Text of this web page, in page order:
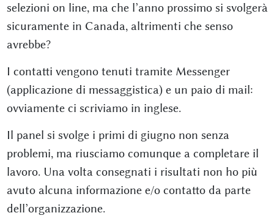
selezioni on line, ma che l’anno prossimo si svolgerà
sicuramente in Canada, altrimenti che senso
avrebbe?
I contatti vengono tenuti tramite Messenger
(applicazione di messaggistica) e un paio di mail:
ovviamente ci scriviamo in inglese.
Il panel si svolge i primi di giugno non senza
problemi, ma riusciamo comunque a completare il
lavoro. Una volta consegnati i risultati non ho più
avuto alcuna informazione e/o contatto da parte
dell’organizzazione.